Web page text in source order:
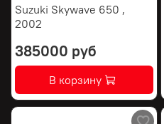
Suzuki Skywave 650 ,
2002
385000 руб
В корзину